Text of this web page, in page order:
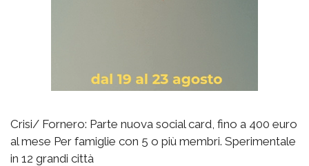
Crisi/ Fornero: Parte nuova social card, fino a 400 euro
al mese Per famiglie con 5 o più membri. Sperimentale
in 12 grandi città